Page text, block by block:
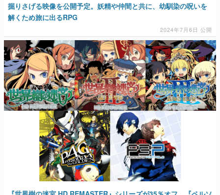
掘りさげる映像を公開予定。妖精や仲間と共に、幼馴染の呪いを
解くため旅に出るRPG
2024年7月6日 公開